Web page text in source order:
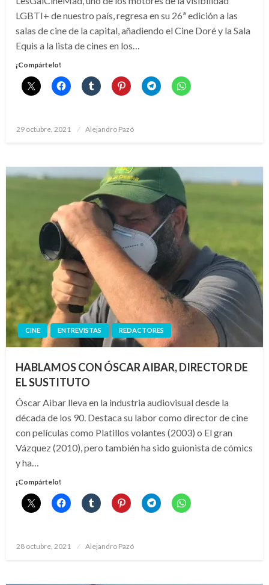
LGBTI+ de nuestro país, regresa en su 26ª edición a las
salas de cine de la capital, añadiendo el Cine Doré y la Sala
Equis a la lista de cines en los…
¡Compártelo!
Publicado
29 octubre, 2021 Alejandro Pazó
CINE ENTREVISTAS REDACTORES
HABLAMOS CON ÓSCAR AIBAR, DIRECTOR DE
EL SUSTITUTO
Óscar Aibar lleva en la industria audiovisual desde la
década de los 90. Destaca su labor como director de cine
con películas como Platillos volantes (2003) o El gran
Vázquez (2010), pero también ha sido guionista de cómics
y ha…
¡Compártelo!
Publicado
28 octubre, 2021 Alejandro Pazó